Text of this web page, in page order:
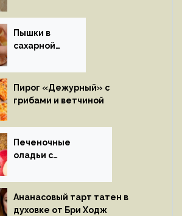
Пышки в
сахарной
Пирог «Дежурный» с
грибами и ветчиной
Печеночные
оладьи с
Ананасовый тарт татен в
духовке от Бри Ходж